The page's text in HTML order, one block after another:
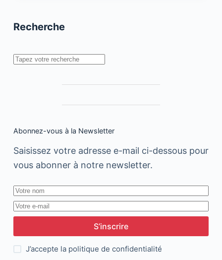
concept
Recherche
Rechercher
Abonnez-vous à la Newsletter
Saisissez votre adresse e-mail ci-dessous pour
vous abonner à notre newsletter.
S’inscrire
J’accepte la politique de confidentialité